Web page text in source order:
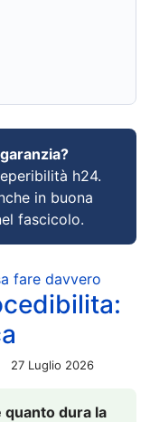
h24.
in buona
fascicolo.
fare davvero
27 Luglio 2026
quanto dura la